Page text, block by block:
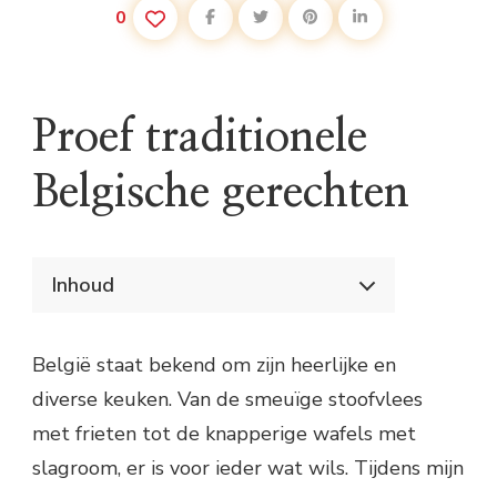
0
Proef traditionele
Belgische gerechten
Inhoud
Wafels met slagroom
Mosselen met friet
België staat bekend om zijn heerlijke en
diverse keuken. Van de smeuïge stoofvlees
met frieten tot de knapperige wafels met
slagroom, er is voor ieder wat wils. Tijdens mijn